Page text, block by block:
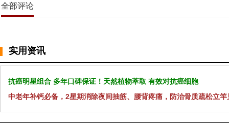
全部评论
实用资讯
抗癌明星组合 多年口碑保证！天然植物萃取 有效对抗癌细胞
中老年补钙必备，2星期消除夜间抽筋、腰背疼痛，防治骨质疏松立竿